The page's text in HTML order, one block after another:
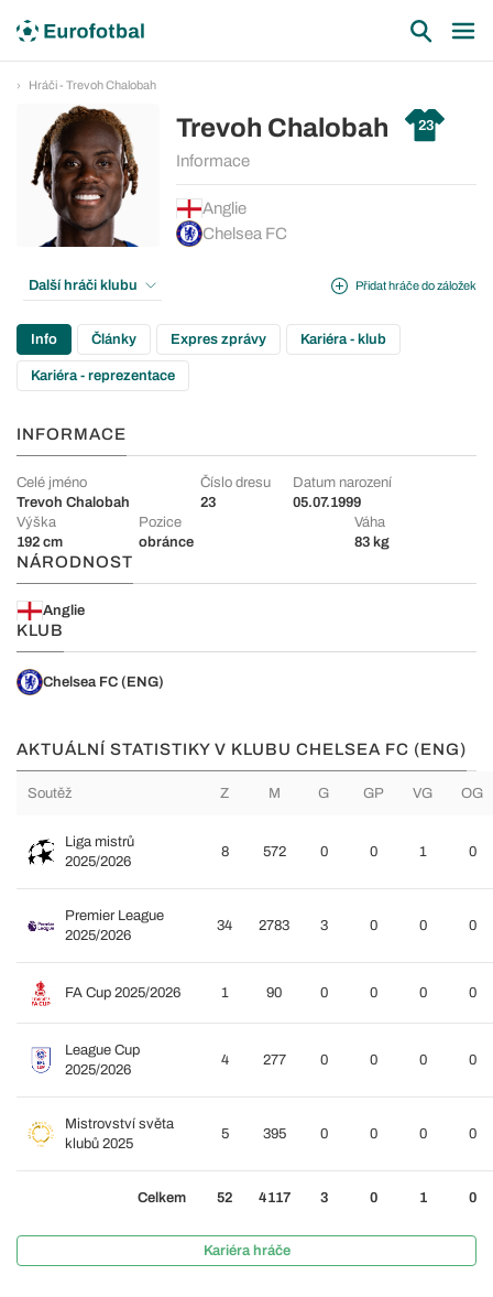
Hráči - Trevoh Chalobah
Trevoh Chalobah 23
Informace
Anglie
Chelsea FC
Přidat hráče do záložek
Další hráči klubu
Info Články Expres zprávy Kariéra - klub
Kariéra - reprezentace
INFORMACE
Celé jméno
Trevoh Chalobah
Číslo dresu
23
Datum narození
05.07.1999
Výška
192 cm
Pozice
obránce
Váha
83 kg
NÁRODNOST
Anglie
KLUB
Chelsea FC (ENG)
AKTUÁLNÍ STATISTIKY V KLUBU CHELSEA FC (ENG)
Soutěž Z M G GP VG OG
Liga mistrů
2025/2026
8 572 0 0 1 0
Premier League
2025/2026
34 2783 3 0 0 0
FA Cup 2025/2026 1 90 0 0 0 0
League Cup
2025/2026
4 277 0 0 0 0
Mistrovství světa
klubů 2025
5 395 0 0 0 0
Celkem 52 4117 3 0 1 0
Kariéra hráče